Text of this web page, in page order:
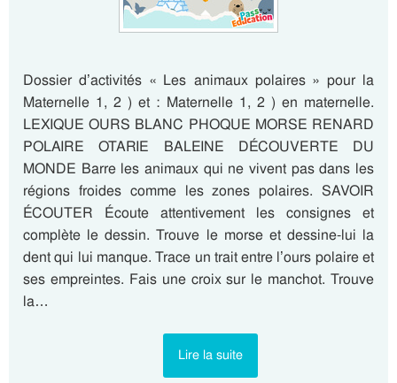
Dossier d’activités « Les animaux polaires » pour la
Maternelle 1, 2 ) et : Maternelle 1, 2 ) en maternelle.
LEXIQUE OURS BLANC PHOQUE MORSE RENARD
POLAIRE OTARIE BALEINE DÉCOUVERTE DU
MONDE Barre les animaux qui ne vivent pas dans les
régions froides comme les zones polaires. SAVOIR
ÉCOUTER Écoute attentivement les consignes et
complète le dessin. Trouve le morse et dessine-lui la
dent qui lui manque. Trace un trait entre l’ours polaire et
ses empreintes. Fais une croix sur le manchot. Trouve
la…
Lire la suite